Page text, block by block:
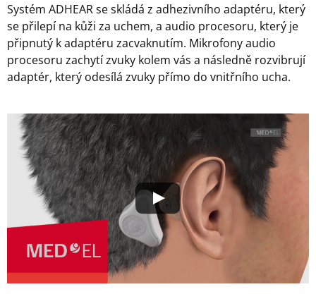
Systém ADHEAR se skládá z adhezivního adaptéru, který
se přilepí na kůži za uchem, a audio procesoru, který je
připnutý k adaptéru zacvaknutím. Mikrofony audio
procesoru zachytí zvuky kolem vás a následně rozvibrují
adaptér, který odesílá zvuky přímo do vnitřního ucha.